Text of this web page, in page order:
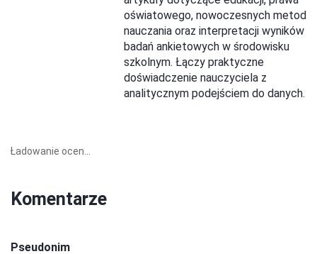
oświatowego, nowoczesnych metod
nauczania oraz interpretacji wyników
badań ankietowych w środowisku
szkolnym. Łączy praktyczne
doświadczenie nauczyciela z
analitycznym podejściem do danych.
Ładowanie ocen...
Komentarze
Pseudonim